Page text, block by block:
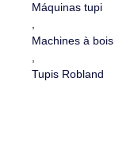
Máquinas tupi
,
Machines à bois
,
Tupis Robland